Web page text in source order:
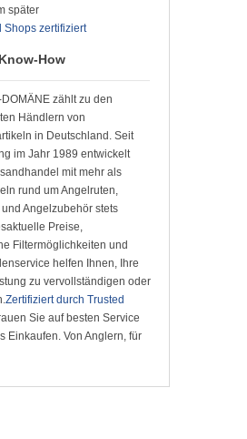
später
Shops zertifiziert
How
zählt zu den
Händlern von
in Deutschland. Seit
im Jahr 1989 entwickelt
mit mehr als
rund um Angelruten,
Angelzubehör stets
Preise,
Filtermöglichkeiten und
helfen Ihnen, Ihre
zu vervollständigen oder
Zertifiziert durch Trusted
Sie auf besten Service
Einkaufen. Von Anglern, für